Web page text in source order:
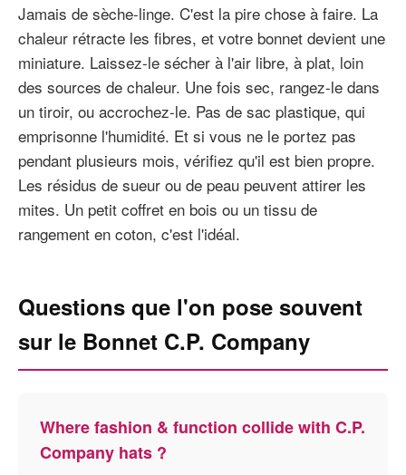
Jamais de sèche-linge. C'est la pire chose à faire. La
chaleur rétracte les fibres, et votre bonnet devient une
miniature. Laissez-le sécher à l'air libre, à plat, loin
des sources de chaleur. Une fois sec, rangez-le dans
un tiroir, ou accrochez-le. Pas de sac plastique, qui
emprisonne l'humidité. Et si vous ne le portez pas
pendant plusieurs mois, vérifiez qu'il est bien propre.
Les résidus de sueur ou de peau peuvent attirer les
mites. Un petit coffret en bois ou un tissu de
rangement en coton, c'est l'idéal.
Questions que l'on pose souvent
sur le Bonnet C.P. Company
Where fashion & function collide with C.P.
Company hats ?